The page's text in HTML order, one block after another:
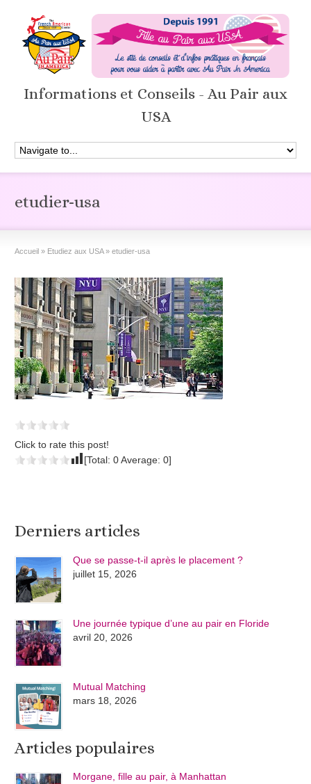
Informations et Conseils - Au Pair aux
USA
etudier-usa
Accueil » Etudiez aux USA » etudier-usa
Click to rate this post!
[Total:0Average:0]
Derniers articles
Que se passe-t-il après le placement ?
juillet 15, 2026
Une journée typique d’une au pair en Floride
avril 20, 2026
Mutual Matching
mars 18, 2026
Articles populaires
Morgane, fille au pair, à Manhattan